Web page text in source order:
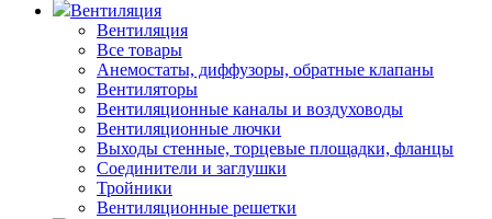
Вентиляция
Вентиляция
Все товары
Анемостаты, диффузоры, обратные клапаны
Вентиляторы
Вентиляционные каналы и воздуховоды
Вентиляционные лючки
Выходы стенные, торцевые площадки, фланцы
Соединители и заглушки
Тройники
Вентиляционные решетки